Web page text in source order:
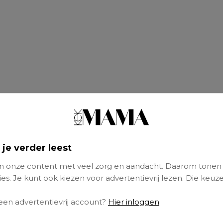
je verder leest
onze content met veel zorg en aandacht. Daarom tonen
Je kunt ook kiezen voor advertentievrij lezen. Die
advertentievrij account? Hier inloggen
regelmatig in halve wanhoop af wat je in
moet koken? Je kunt tenslotte niet voor
blijven herhalen. (Oké, dat kan best en
afwisseling is toch ook wel lekker.)